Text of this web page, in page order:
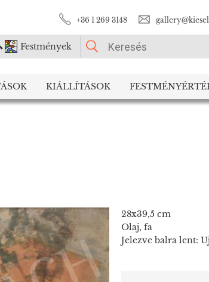
+36 1 269 3148
Festmények
Festmények
KIÁLLÍTÁSOK
28x39,5 cm
Olaj, fa
Jelezve balra lent: